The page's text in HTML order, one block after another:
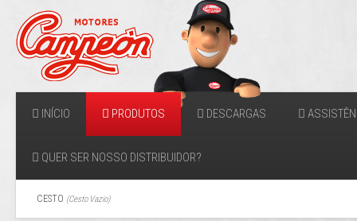
INÍCIO PRODUTOS DESCARGAS
QUER SER NOSSO DISTRIBUIDOR?
CESTO (Cesto Vazio)